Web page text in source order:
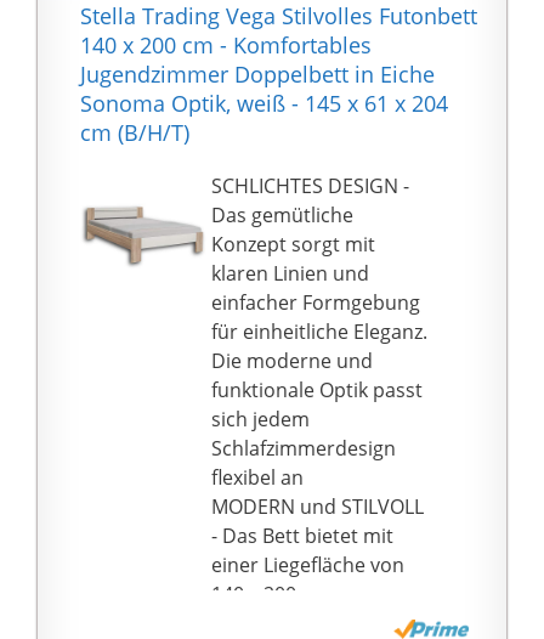
Stella Trading Vega Stilvolles Futonbett
140 x 200 cm - Komfortables
Jugendzimmer Doppelbett in Eiche
Sonoma Optik, weiß - 145 x 61 x 204
cm (B/H/T)
SCHLICHTES DESIGN -
Das gemütliche
Konzept sorgt mit
klaren Linien und
einfacher Formgebung
für einheitliche Eleganz.
Die moderne und
funktionale Optik passt
sich jedem
Schlafzimmerdesign
flexibel an
MODERN und STILVOLL
- Das Bett bietet mit
einer Liegefläche von
140 x 200 cm
ausreichend Platz zum